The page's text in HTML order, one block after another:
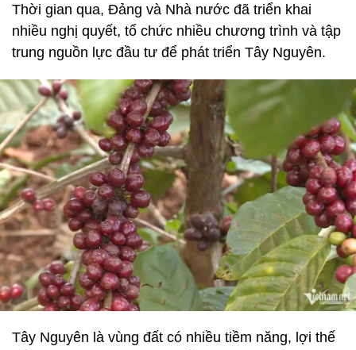
Thời gian qua, Đảng và Nhà nước đã triển khai
nhiều nghị quyết, tổ chức nhiều chương trình và tập
trung nguồn lực đầu tư để phát triển Tây Nguyên.
Tây Nguyên là vùng đất có nhiều tiềm năng, lợi thế